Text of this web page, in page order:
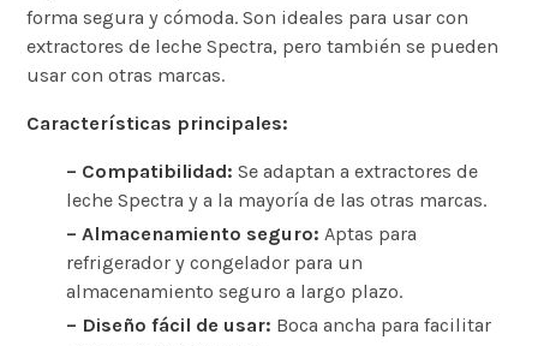
forma segura y cómoda. Son ideales para usar con
extractores de leche Spectra, pero también se pueden
usar con otras marcas.
Características principales:
– Compatibilidad: Se adaptan a extractores de
leche Spectra y a la mayoría de las otras marcas.
– Almacenamiento seguro: Aptas para
refrigerador y congelador para un
almacenamiento seguro a largo plazo.
– Diseño fácil de usar: Boca ancha para facilitar